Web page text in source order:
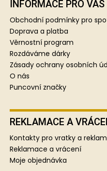
INFORMACE PRO VÁS
Obchodní podmínky pro
Doprava a platba
Věrnostní program
Rozdáváme dárky
Zásady ochrany osobních
O nás
Puncovní značky
REKLAMACE A
Kontakty pro vratky a
Reklamace a vrácení
Moje objednávka